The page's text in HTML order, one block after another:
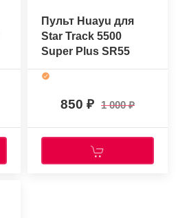
Пульт Huayu для
Star Track 5500
Super Plus SR55
850 1 000